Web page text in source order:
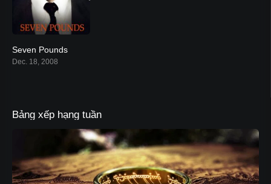
Seven Pounds
Dec. 18, 2008
Bảng xếp hạng tuần